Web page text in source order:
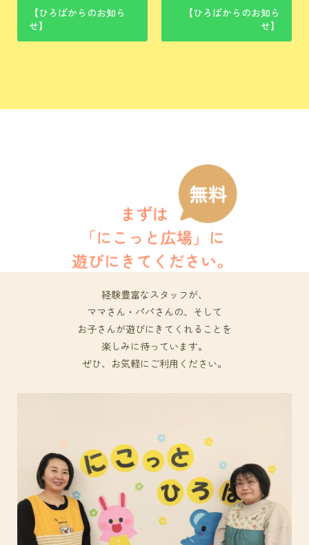
【ひろばからのお知ら
せ】
【ひろばからのお知ら
せ】
経験豊富なスタッフが、
ママさん・パパさんの、そして
お子さんが遊びにきてくれることを
楽しみに待っています。
ぜひ、お気軽にご利用ください。